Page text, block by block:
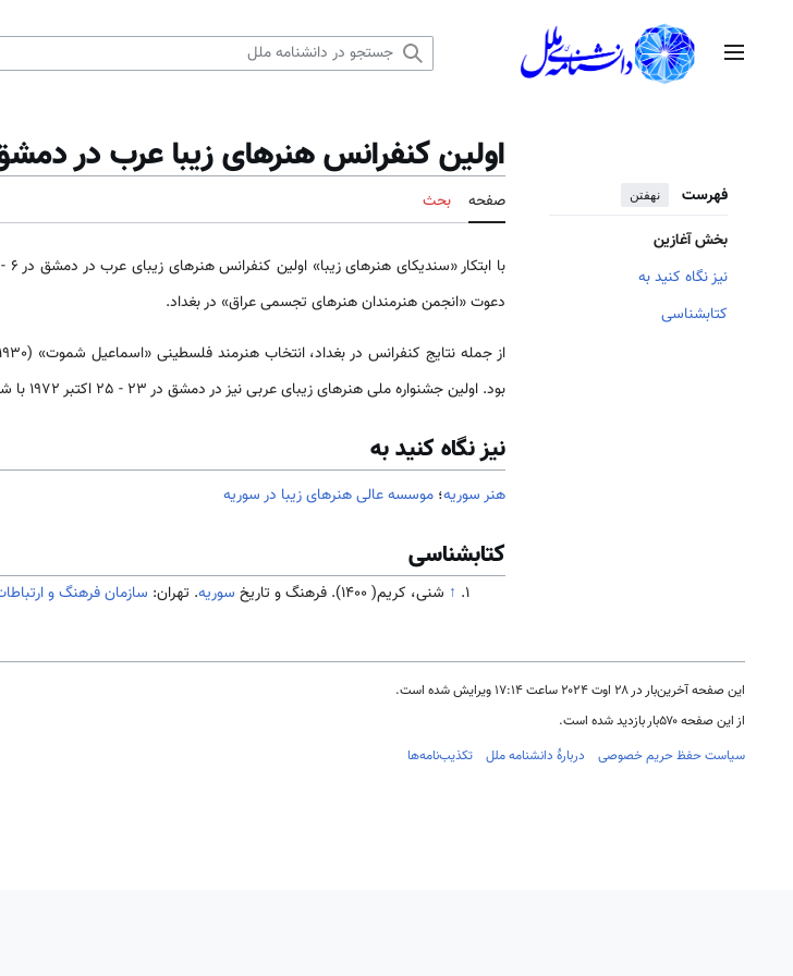
منوی اصلی
فهرست نهفتن
بخش آغازین
نیز نگاه کنید به
کتابشناسی
اولین کنفرانس هنرهای زیبا عرب در
صفحه بحث
دعوت «انجمن هنرمندان هنر‌‌‌‌‌‌‌‌های تجسمی عراق» در بغداد.
بود. اولین جشنواره ملی هنر‌‌‌‌‌‌‌‌های زیبای عربی نیز در دمشق در 23 - 25 اکتبر 1972 با شعار «هنر تجسمی» (التشکیلیة) برگزار شد
نیز نگاه کنید به
هنر سوریه؛ موسسه عالی هنرهای زیبا در سوریه
کتابشناسی
↑ شنی، کریم( 1400). فرهنگ و تاریخ سوریه. تهران: سازمان فرهنگ و
این صفحه آخرین‌بار در ‏۲۸ اوت ۲۰۲۴ ساعت ‏۱۷:۱۴ ویرایش شده است.
از این صفحه ۵۷۰بار بازدید شده است.
سیاست حفظ حریم خصوصی
دربارهٔ دانشنامه ملل تکذیب‌نامه‌ها